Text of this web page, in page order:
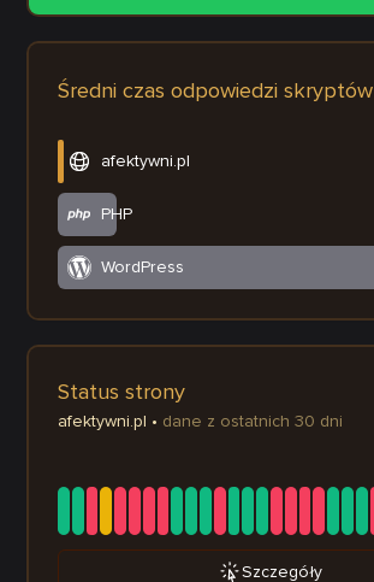
Średni czas odpowiedzi skryptów
afektywni.pl
PHP
WordPress
Status strony
afektywni.pl • dane z ostatnich 30 dni
Szczegóły